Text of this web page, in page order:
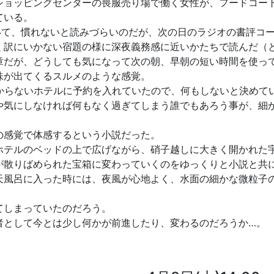
ッピングセンターの喪服売り場で働く女性が、フードコ
る。
、慣れないと読みづらいのだが、次の日のラジオの書評コ
にいかない宿題の様に深夜義務感に近いかたちで読んだ
が、どうしても気になって次の朝、早朝の短い時間を使
出てくるスルメのような感覚。
ないホテルに予約を入れていたので、何もしないと決め
にしなければ何もなく過ぎてしまう誰でもあろう事が、
覚で体感するという小説だった。
ルのベッドの上で広げながら、硝子越しに大きく開かれ
りばめられた宝箱に変わっていくのをゆっくりと小説と共
呂に入った時には、夜風が心地よく、水面の細かな微粒
まっていたのだろう。
して今とは少し何かが前進したり、変わるのだろうか…。